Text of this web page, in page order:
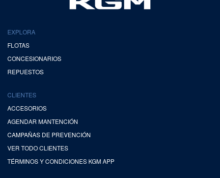
EXPLORA
FLOTAS
CONCESIONARIOS
REPUESTOS
CLIENTES
ACCESORIOS
AGENDAR MANTENCIÓN
CAMPAÑAS DE PREVENCIÓN
VER TODO CLIENTES
TÉRMINOS Y CONDICIONES KGM APP